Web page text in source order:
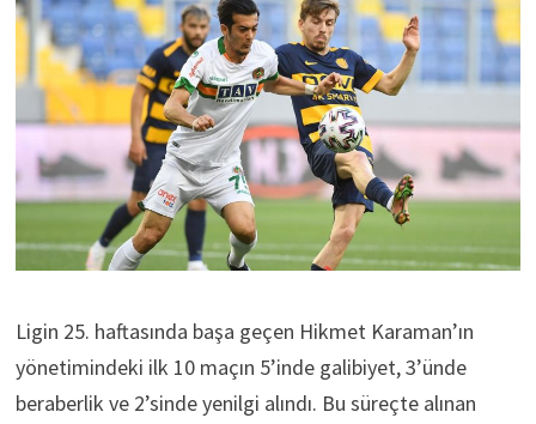
Ligin 25. haftasında başa geçen Hikmet Karaman’ın
yönetimindeki ilk 10 maçın 5’inde galibiyet, 3’ünde
beraberlik ve 2’sinde yenilgi alındı. Bu süreçte alınan